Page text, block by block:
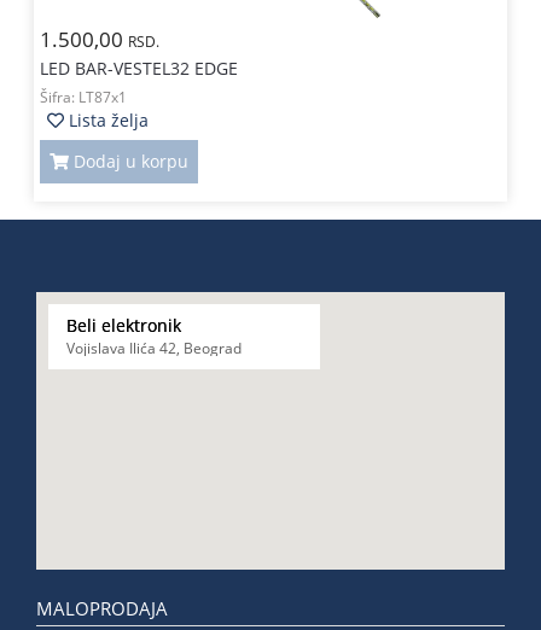
1.500,00 RSD.
LED BAR-VESTEL32 EDGE
Šifra: LT87x1
Lista želja
Dodaj u korpu
Beli elektronik
Vojislava Ilića 42, Beograd
MALOPRODAJA